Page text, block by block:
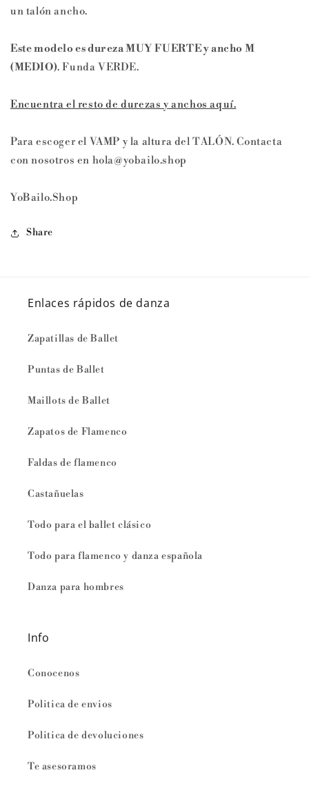
un talón ancho.
Este modelo es dureza MUY FUERTE y ancho M
(MEDIO). Funda VERDE.
Encuentra el resto de durezas y anchos aquí.
Para escoger el VAMP y la altura del TALÓN. Contacta
con nosotros en hola@yobailo.shop
YoBailo.Shop
Share
Enlaces rápidos de danza
Zapatillas de Ballet
Puntas de Ballet
Maillots de Ballet
Zapatos de Flamenco
Faldas de flamenco
Castañuelas
Todo para el ballet clásico
Todo para flamenco y danza española
Danza para hombres
Info
Conocenos
Politica de envios
Politica de devoluciones
Te asesoramos